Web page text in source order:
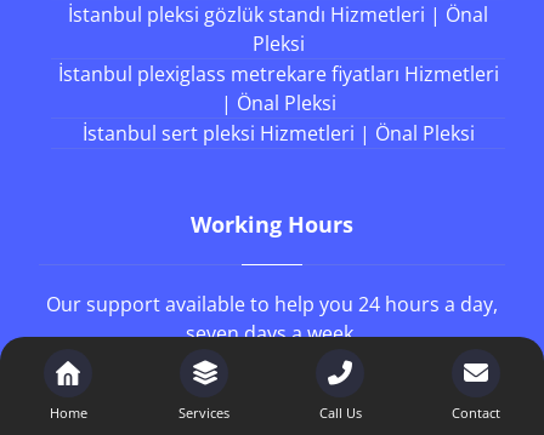
İstanbul pleksi gözlük standı Hizmetleri | Önal
Pleksi
İstanbul plexiglass metrekare fiyatları Hizmetleri
| Önal Pleksi
İstanbul sert pleksi Hizmetleri | Önal Pleksi
Working Hours
Our support available to help you 24 hours a day,
seven days a week.
Monday to Friday
8AM - 4PM
Home Services Call Us Contact